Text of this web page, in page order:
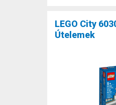
LEGO City
Útelemek